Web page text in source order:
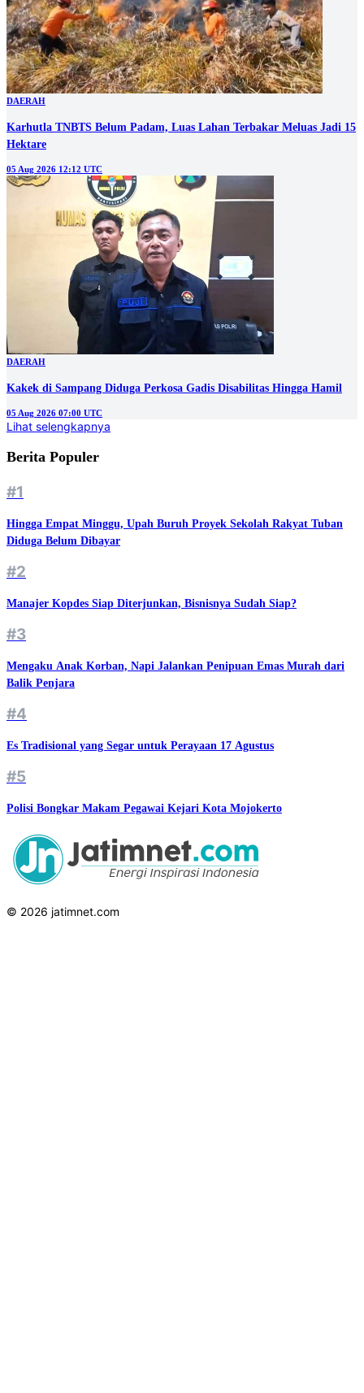
DAERAH
Karhutla TNBTS Belum Padam, Luas Lahan Terbakar Meluas Jadi 15
Hektare
05 Aug 2026 12:12 UTC
DAERAH
Kakek di Sampang Diduga Perkosa Gadis Disabilitas Hingga Hamil
05 Aug 2026 07:00 UTC
Lihat selengkapnya
Berita Populer
#1
Hingga Empat Minggu, Upah Buruh Proyek Sekolah Rakyat Tuban
Diduga Belum Dibayar
#2
Manajer Kopdes Siap Diterjunkan, Bisnisnya Sudah Siap?
#3
Mengaku Anak Korban, Napi Jalankan Penipuan Emas Murah dari
Balik Penjara
#4
Es Tradisional yang Segar untuk Perayaan 17 Agustus
#5
Polisi Bongkar Makam Pegawai Kejari Kota Mojokerto
© 2026 jatimnet.com